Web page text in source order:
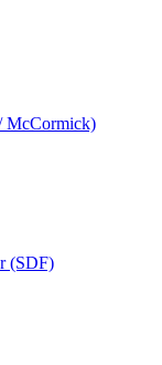
McCormick)
(SDF)